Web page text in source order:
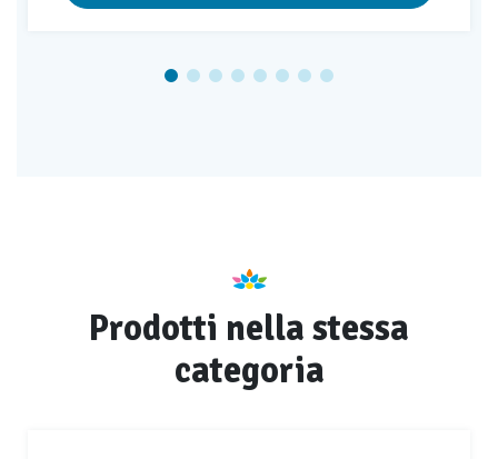
Prodotti nella stessa
categoria